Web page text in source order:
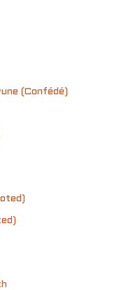
(Confédé)